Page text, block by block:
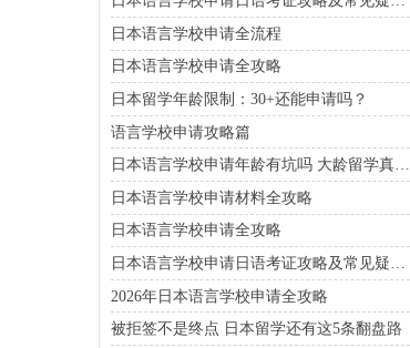
日本语言学校申请全流程
日本语言学校申请全攻略
日本留学年龄限制：30+还能申请吗？
语言学校申请攻略篇
日本语言学校申请年龄有坑吗 大龄留学真能成行
日本语言学校申请材料全攻略
日本语言学校申请全攻略
2026年日本语言学校申请全攻略
被拒签不是终点 日本留学还有这5条翻盘路